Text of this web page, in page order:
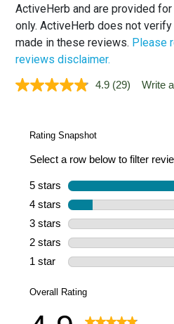
ActiveHerb and are provided
only. ActiveHerb does not
made in these reviews. Please
reviews disclaimer.
4.9 Read
(29) Write